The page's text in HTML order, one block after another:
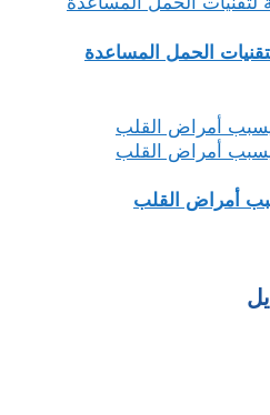
لتقنيات الحمل المساعدة
أمراض القلب